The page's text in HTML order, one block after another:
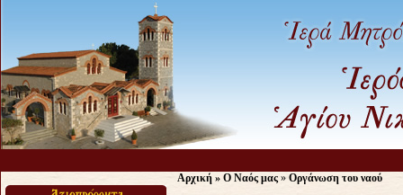
Αρχική » Ο Ναός μας » Οργάνωση του ναού